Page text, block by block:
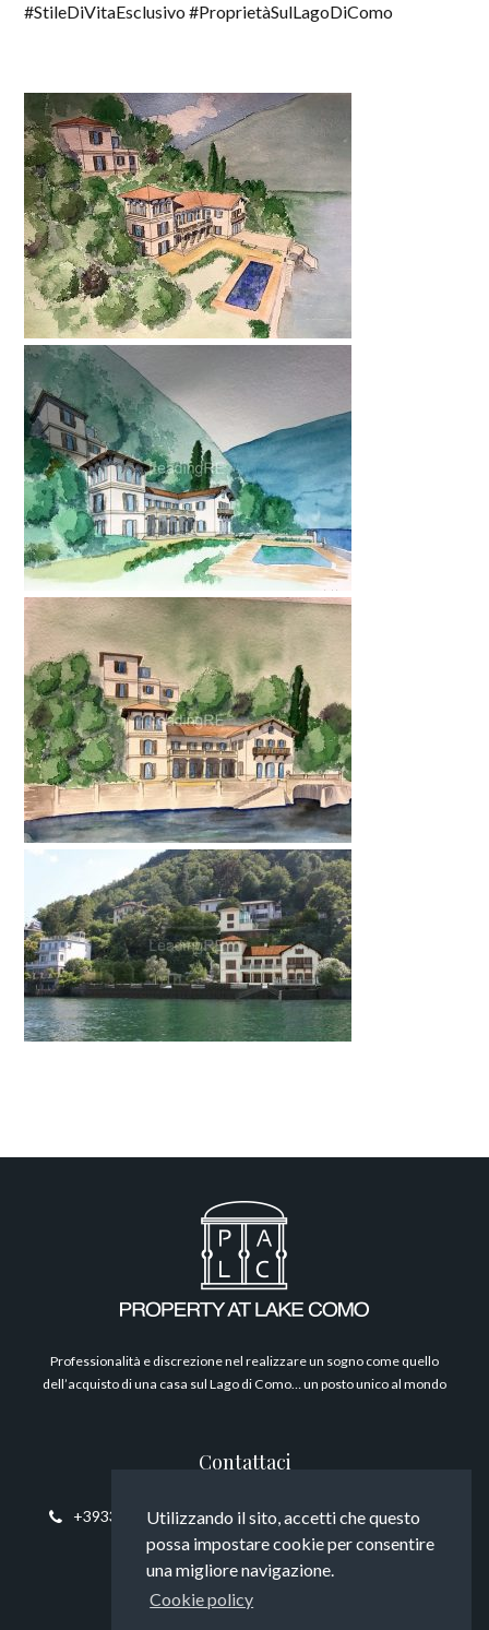
Utilizzando il sito, accetti che questo
possa impostare cookie per consentire
una migliore navigazione.
Cookie policy
#StileDiVitaEsclusivo #ProprietàSulLagoDiComo
Filosofia
Professionalità e discrezione nel realizzare un sogno come quello
dell’acquisto di una casa sul Lago di Como… un posto unico al mondo
Contattaci
+393394817794 info@propertyatlakecomo.com
Seguici